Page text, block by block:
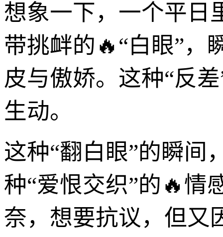
想象一下，一个平日
带挑衅的🔥“白眼”，
皮与傲娇。这种“反
生动。
这种“翻白眼”的瞬间
种“爱恨交织”的🔥情
奈，想要抗议，但又